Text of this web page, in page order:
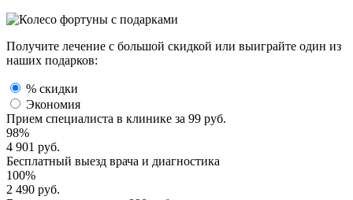
Получите лечение с большой скидкой или выиграйте один из
наших подарков:
% скидки
Экономия
Прием специалиста в клинике за 99 руб.
98%
4 901 руб.
Бесплатный выезд врача и диагностика
100%
2 490 руб.